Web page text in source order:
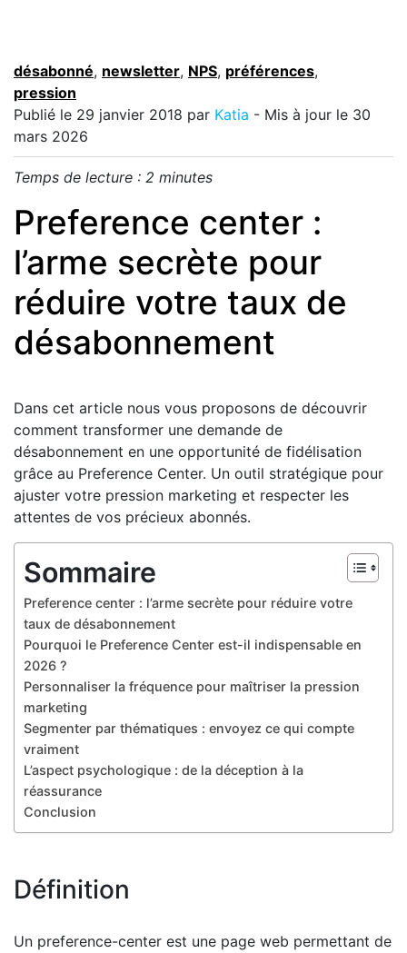
désabonné, newsletter, NPS, préférences,
pression
Publié le 29 janvier 2018 par Katia - Mis à jour le 30
mars 2026
Temps de lecture : 2 minutes
Preference center :
l’arme secrète pour
réduire votre taux de
désabonnement
Dans cet article nous vous proposons de découvrir
comment transformer une demande de
désabonnement en une opportunité de fidélisation
grâce au Preference Center. Un outil stratégique pour
ajuster votre pression marketing et respecter les
attentes de vos précieux abonnés.
Sommaire
Preference center : l’arme secrète pour réduire votre
taux de désabonnement
Pourquoi le Preference Center est-il indispensable en
2026 ?
Personnaliser la fréquence pour maîtriser la pression
marketing
Segmenter par thématiques : envoyez ce qui compte
vraiment
L’aspect psychologique : de la déception à la
réassurance
Conclusion
Définition
Un preference-center est une page web permettant de